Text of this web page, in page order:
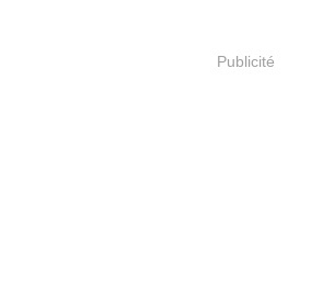
Publicité